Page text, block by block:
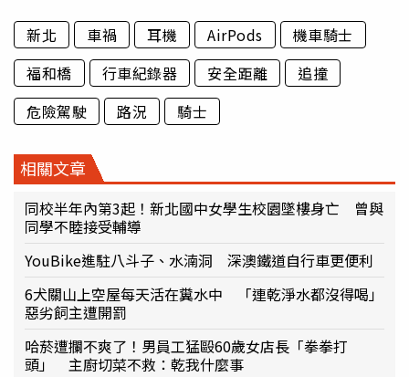
新北 車禍 耳機 AirPods
機車騎士
福和橋
行車紀錄器 安全距離
追撞
危險駕駛
路況 騎士
相關文章
同校半年內第3起！新北國中女學生校園墜樓身亡 曾與
同學不睦接受輔導
YouBike進駐八斗子、水湳洞 深澳鐵道自行車更便利
6犬關山上空屋每天活在糞水中 「連乾淨水都沒得喝」
惡劣飼主遭開罰
哈菸遭攔不爽了！男員工猛毆60歲女店長「拳拳打
頭」 主廚切菜不救：乾我什麼事